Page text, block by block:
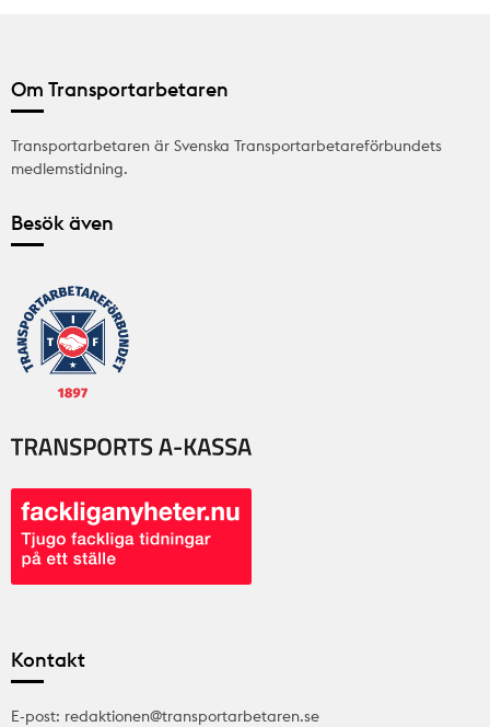
Om Transportarbetaren
Transportarbetaren är Svenska Transportarbetareförbundets
medlemstidning.
Besök även
Kontakt
E-post: redaktionen@transportarbetaren.se